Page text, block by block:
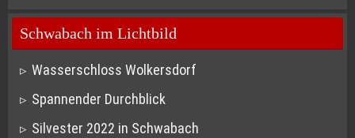
Schwabach im Lichtbild
Wasserschloss Wolkersdorf
Spannender Durchblick
Silvester 2022 in Schwabach